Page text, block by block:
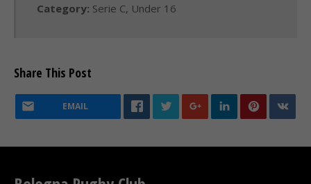
Category: Serie C, Under 16
Share This Post
EMAIL